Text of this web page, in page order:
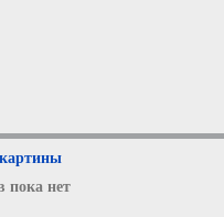
пока нет